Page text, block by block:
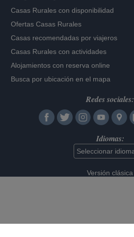
Casas Rurales con disponibilidad
Ofertas Casas Rurales
Casas recomendadas por viajeros
Casas Rurales con actividades
Alojamientos con reserva online
Busca por ubicación en el mapa
Redes sociales:
Idiomas:
Versión clásica